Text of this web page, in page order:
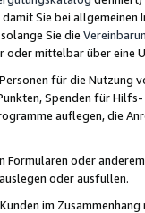
Sie bei
Sie die
oder mittelbar über eine
für die Nutzung
Spenden für
auflegen, die
oder
oder ausfüllen.
im